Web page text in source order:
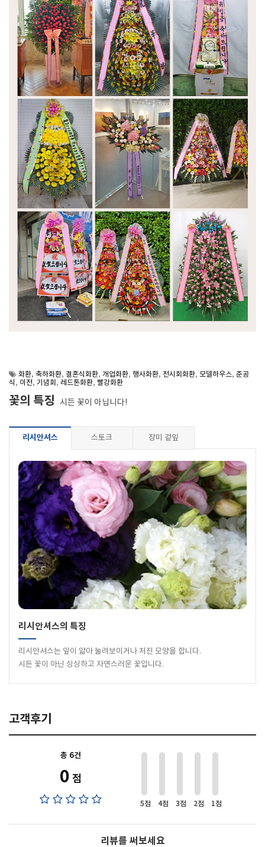
화환, 축하화환, 결혼식화환, 개업화환, 행사화환, 전시회화환, 모델하우스, 준공
식 , 이전, 기념회 , 레드톤화환, 빨강화환
꽃의 특징 시든 꽃이 아닙니다!
리시안셔스 스토크 장미 겉잎
리시안셔스의 특징
리시안셔스는 잎이 얇아 눌려보이거나 처진 모양을 합니다.
시든 꽃이 아닌 싱싱하고 자연스러운 꽃입니다.
고객후기
총 6건
0 점
5점 4점 3점 2점 1점
리뷰를 써보세요